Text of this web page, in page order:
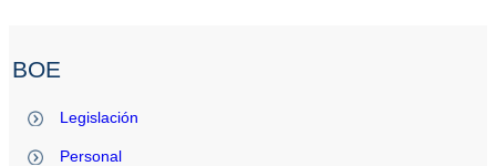
BOE
Legislación
Personal